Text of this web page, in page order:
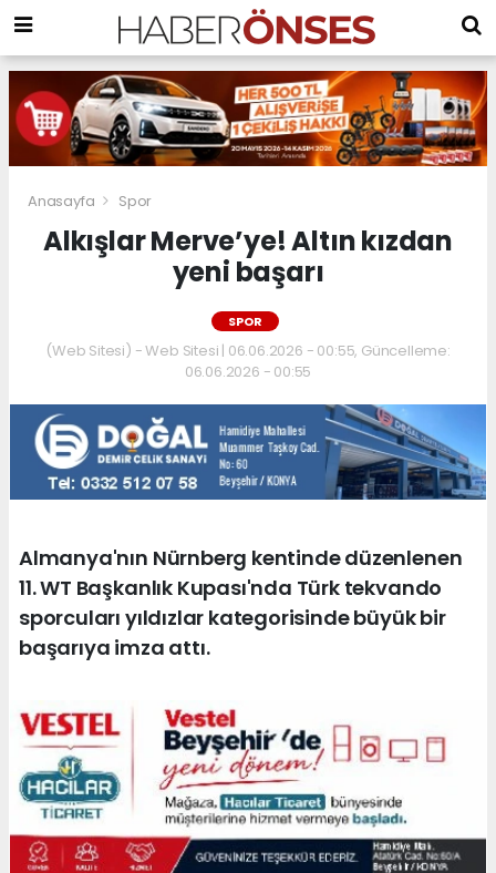
Anasayfa Spor
Alkışlar Merve’ye! Altın kızdan
yeni başarı
SPOR
(Web Sitesi) - Web Sitesi | 06.06.2026 - 00:55, Güncelleme:
06.06.2026 - 00:55
Almanya'nın Nürnberg kentinde düzenlenen
11. WT Başkanlık Kupası'nda Türk tekvando
sporcuları yıldızlar kategorisinde büyük bir
başarıya imza attı.